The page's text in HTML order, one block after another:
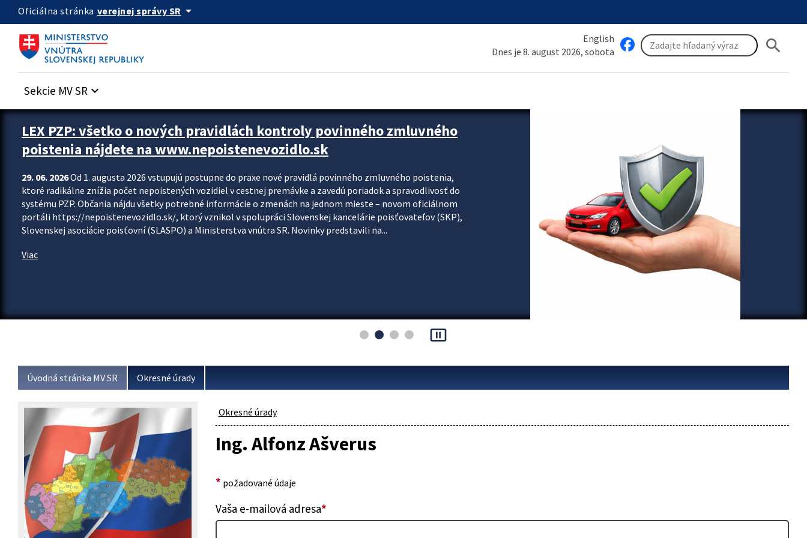
Preskocit na hlavný obsah
Oficiálna stránka verejnej správy SR arrow_drop_down
English
Dnes je 8. august 2026, sobota
search
Sekcie MV SR keyboard_arrow_down
Zastavit automatický posun upútavok
LEX PZP: všetko o nových pravidlách kontroly povinného zmluvného
poistenia nájdete na www.nepoistenevozidlo.sk
29. 06. 2026Od 1. augusta 2026 vstupujú postupne do praxe nové pravidlá povinného zmluvného poistenia,
ktoré radikálne znížia počet nepoistených vozidiel v cestnej premávke a zavedú poriadok a spravodlivosť do
systému PZP. Občania nájdu všetky potrebné informácie o zmenách na jednom mieste – novom oficiálnom
portáli https://nepoistenevozidlo.sk/, ktorý vznikol v spolupráci Slovenskej kancelárie poisťovateľov (SKP),
Slovenskej asociácie poisťovní (SLASPO) a Ministerstva vnútra SR. Novinky predstavili na...
Viac
pause_presentation
Úvodná stránka MV SR Okresné úrady
Okresné úrady
Ing. Alfonz Ašverus
* požadované údaje
Vaša e-mailová adresa*